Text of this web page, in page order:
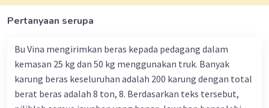
barisan geometri: U_n = a * r^(n-1), di mana a=1/2 dan
r=1/2.
(1/2)^(n-1).
Beri Rating (0
Pertanyaan serupa
Bu Vina mengirimkan beras kepada pedagang dalam
kemasan 25 kg dan 50 kg menggunakan truk. Banyak
karung beras keseluruhan adalah 200 karung dengan total
berat beras adalah 8 ton, 8. Berdasarkan teks tersebut,